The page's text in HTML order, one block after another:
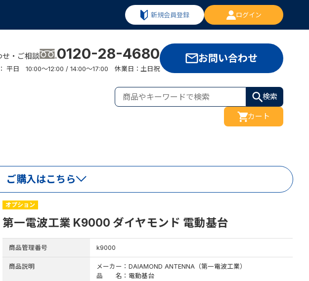
新規会員登録 ログイン
せ・ご相談 0120-28-4680
平日 10:00～12:00 / 14:00～17:00 休業日：土日祝
お問い合わせ
検索
カート
ご購入はこちら
オプション
第一電波工業 K9000 ダイヤモンド 電動基台
商品管理番号 k9000
商品説明
メーカー：DAIAMOND ANTENNA（第一電波工業）
品 名：電動基台